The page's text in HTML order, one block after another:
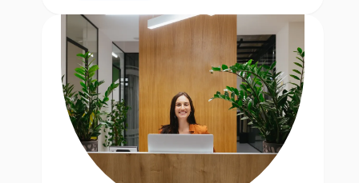
rekening te houden met je
persoonlijke situatie.
Over Ames
Ames is een toonaangevend
dealerbedrijf met vestigingen in
Dordrecht, Zwijndrecht, ’s-
Gravendeel, Ridderkerk, Sliedrecht